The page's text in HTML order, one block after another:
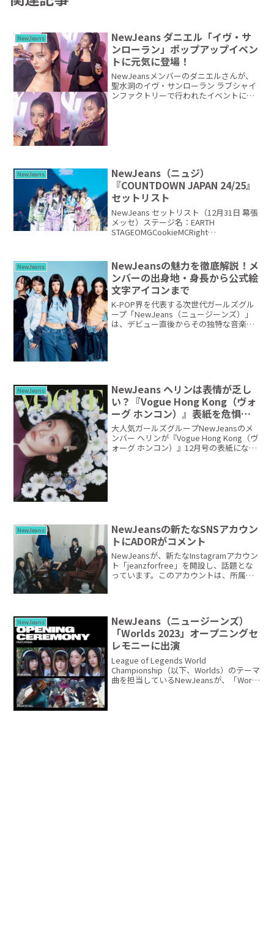
NewJeans
NewJeans ダニエル「イヴ・サ
ンローラン」ポップアップイベン
トに元気に登場！
NewJeansメンバーのダニエルさんが、
聖水洞のイヴ・サンローラン ラブシャイ
ンファクトリーで行われたイベントに出
NewJeans
NewJeans（ニュジ）
『COUNTDOWN JAPAN 24/25』
セットリスト
NewJeans セットリスト（12月31日 幕張
メッセ）ステージ名：EARTH
STAGEOMGCookieMCRight
GumMCDitto#...
NewJeans
NewJeansの魅力を徹底解説！メ
ンバーの出身地・身長から公式絵
文字アイコンまで
K-POP界を代表する次世代ガールズグル
ープ「NewJeans（ニュージーンズ）」
は、デビュー直後からその独特な音楽性
NewJeans
NewJeans ヘリンは表情が乏し
い？『Vogue Hong Kong（ヴォ
ーグ ホンコン）』表紙を危惧す
る声
大人気ガールズグループNewJeansのメ
ンバー ヘリンが『Vogue Hong Kong（ヴ
ォーグ ホンコン）』12月号の表紙になり
NewJeans
NewJeansの新たなSNSアカウン
トにADORがコメント
NewJeansが、新たなInstagramアカウン
ト「jeanzforfree」を開設し、話題とな
っています。このアカウントは、所属事
NewJeans
NewJeans（ニュージーンズ）
「Worlds 2023」オープニングセ
レモニーに出演
League of Legends World
Championship（以下、Worlds）のテーマ
曲を担当しているNewJeansが、「World